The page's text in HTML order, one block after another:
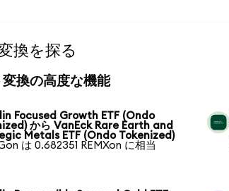
換を探る
換の高度な機能
Focused Growth ETF (Ondo
から VanEck Rare Earth and
Metals ETF (Ondo Tokenized)
は 0.682351 REMXon に相当